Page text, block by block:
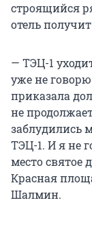
строящийся
отель
— ТЭЦ-1
уже не
приказала
не
ТЭЦ-1. И я не
место святое
Красная
Шалмин.